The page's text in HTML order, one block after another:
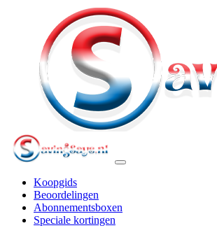
Koopgids
Beoordelingen
Abonnementsboxen
Speciale kortingen